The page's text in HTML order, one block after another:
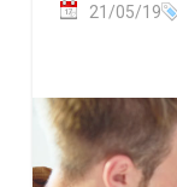
21/05/19